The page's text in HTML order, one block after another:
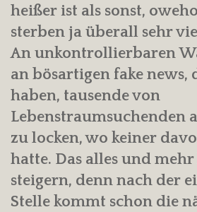
heißer ist als sonst,
sterben ja überall sehr
An unkontrollierbaren
an bösartigen fake news,
haben, tausende von
Lebenstraumsuchenden
zu locken, wo keiner
hatte. Das alles und
steigern, denn nach der
Stelle kommt schon die